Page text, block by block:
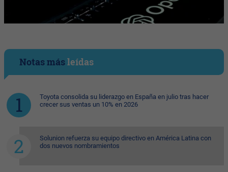
Notas másleídas
Toyota consolida su liderazgo en España en julio tras hacer
crecer sus ventas un 10% en 2026
Solunion refuerza su equipo directivo en América Latina con
dos nuevos nombramientos